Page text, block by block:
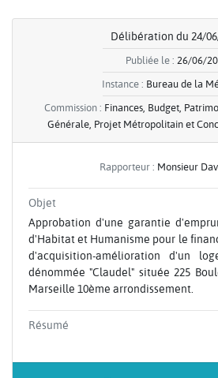
Délibération du 24/
Publiée le : 26/06/
Instance : Bureau de la
Commission : Finances, Budget,
Générale, Projet Métropolitain et
Rapporteur : Monsieur
Objet
Approbation d'une garantie
d'Habitat et Humanisme pour le
d'acquisition-amélioration d'un
dénommée "Claudel" située 225
Marseille 10ème arrondissement.
Résumé